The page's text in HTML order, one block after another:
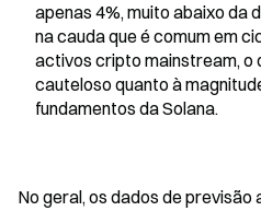
apenas 4%, muito abaixo da
na cauda que é comum em
activos cripto mainstream, o
cauteloso quanto à
fundamentos da Solana.
No geral, os dados de